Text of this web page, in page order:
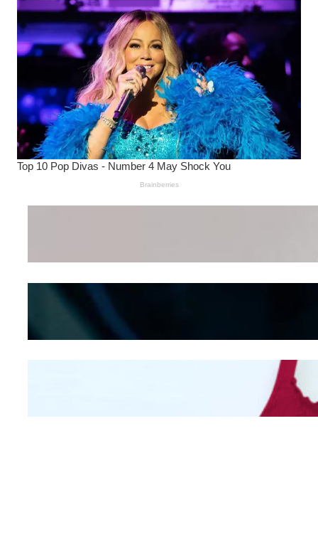
Wanita Pamer Pakaian
Kepribadian
Mengintip Kepribadian
Wanita Dari Warna Bra